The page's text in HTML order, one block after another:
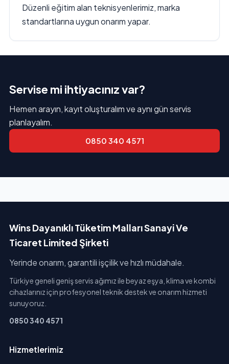
Düzenli eğitim alan teknisyenlerimiz, marka
standartlarına uygun onarım yapar.
Servise mi ihtiyacınız var?
Hemen arayın, kayıt oluşturalım ve aynı gün servis
planlayalım.
0850 340 4571
Wins Dayanıklı Tüketim Malları Sanayi Ve
Ticaret Limited Şirketi
Yerinde onarım, garantili işçilik ve hızlı müdahale.
Türkiye geneli geniş servis ağımız ile beyaz eşya, klima ve kombi
cihazlarınız için profesyonel teknik destek ve onarım hizmeti
sunuyoruz.
0850 340 4571
Hizmetlerimiz